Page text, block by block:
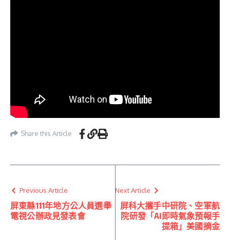
Share this Article
Previous Article
屏東縣111年地方公人員選舉
電視公辦政見發表會
Next Article
屏科大攜手中研院、空軍航
院研發「AI即時氣象預報手
提箱」美國摘金